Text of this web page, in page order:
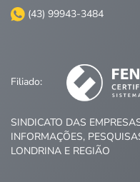
(43) 99943-3484
Filiado:
SINDICATO DAS
INFORMAÇÕES,
LONDRINA E REGIÃO